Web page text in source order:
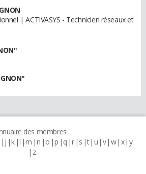
| ACTIVASYS - Technicien réseaux et
des membres :
j k l m n o p q r s t u v w x y
z